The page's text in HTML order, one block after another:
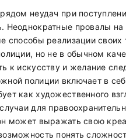
неудач при
Неоднократные провалы на
способы реализации
но не в обычном
к искусству и желание
полиции включает в
как художественного
для
может выражать свою
понять